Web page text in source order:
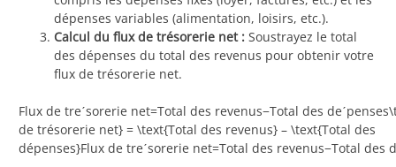
dépenses variables (alimentation, loisirs, etc.).
Calcul du flux de trésorerie net : Soustrayez le total
des dépenses du total des revenus pour obtenir votre
flux de trésorerie net.
Flux de treˊsorerie net=Total des revenus−Total des
de trésorerie net} = \text{Total des revenus} – \text{Total des
dépenses}Flux de treˊsorerie net=Total des revenus−Total des